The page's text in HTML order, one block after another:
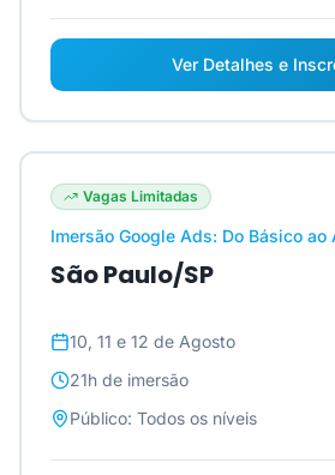
Ver Detalhes e
Vagas Limitadas
Imersão Google Ads: Do Básico ao
São Paulo/SP
10, 11 e 12 de Agosto
21h de imersão
Público: Todos os níveis